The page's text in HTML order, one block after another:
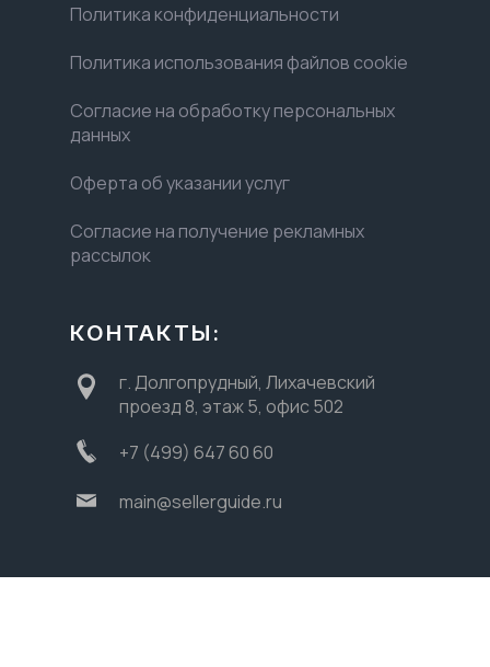
Политика конфиденциальности
Политика использования файлов cookie
Согласие на обработку персональных
данных
Оферта об указании услуг
Согласие на получение рекламных
рассылок
КОНТАКТЫ:
г. Долгопрудный, Лихачевский
проезд 8, этаж 5, офис 502
+7 (499) 647 60 60
main@sellerguide.ru